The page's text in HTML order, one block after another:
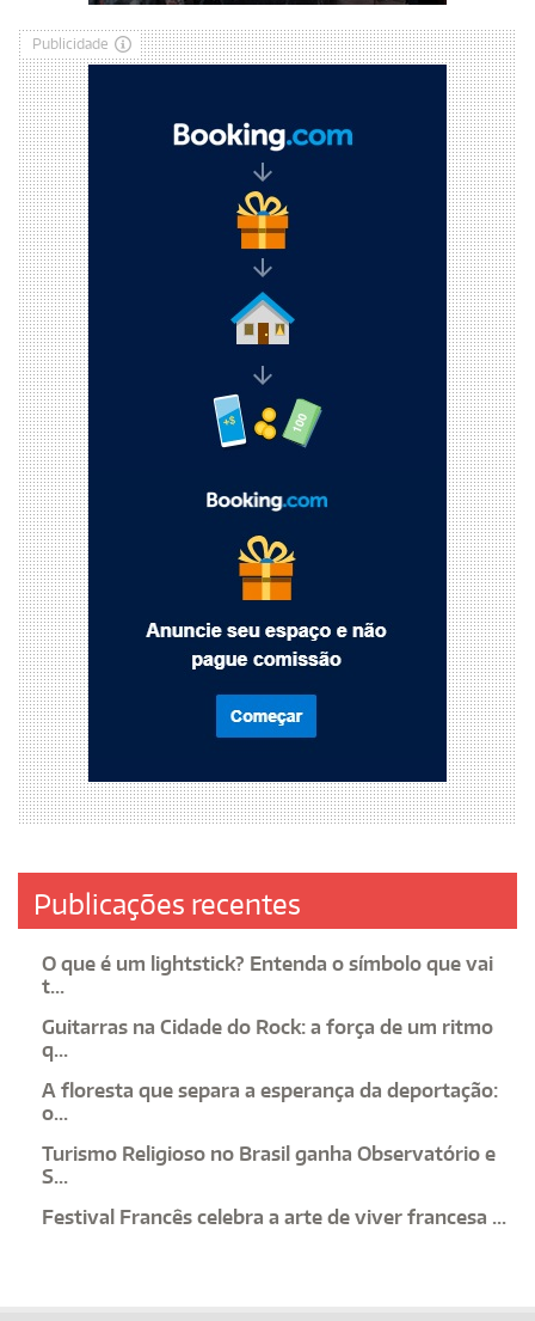
Publicidade
Publicações recentes
O que é um lightstick? Entenda o símbolo que vai
t...
Guitarras na Cidade do Rock: a força de um ritmo
q...
A floresta que separa a esperança da deportação:
o...
Turismo Religioso no Brasil ganha Observatório e
S...
Festival Francês celebra a arte de viver francesa ...